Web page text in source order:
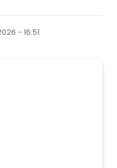
- 16:51